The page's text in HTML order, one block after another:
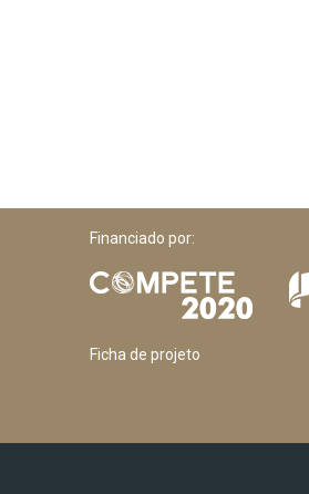
Financiado por:
Ficha de projeto